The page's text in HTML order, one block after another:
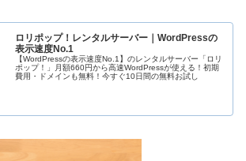
ロリポップ！レンタルサーバー｜WordPressの
表示速度No.1
【WordPressの表示速度No.1】のレンタルサーバー「ロリ
ポップ！」月額660円から高速WordPressが使える！初期
費用・ドメインも無料！今すぐ10日間の無料お試し